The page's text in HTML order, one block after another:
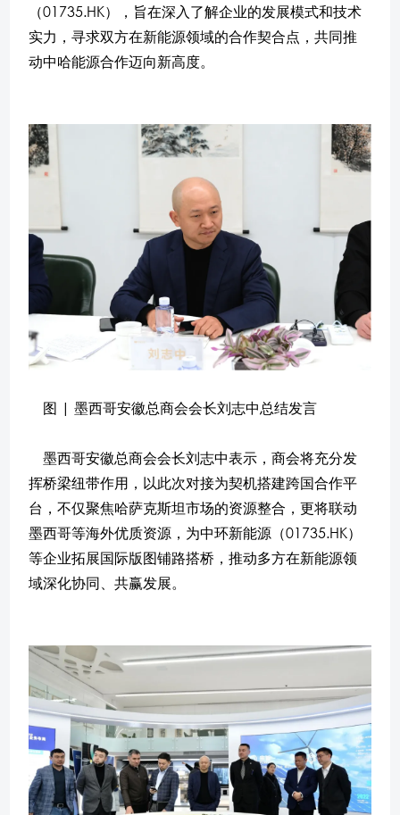
（01735.HK），旨在深入了解企业的发展模式和技术
实力，寻求双方在新能源领域的合作契合点，共同推
动中哈能源合作迈向新高度。
图 | 墨西哥安徽总商会会长刘志中总结发言
墨西哥安徽总商会会长刘志中表示，商会将充分发
挥桥梁纽带作用，以此次对接为契机搭建跨国合作平
台，不仅聚焦哈萨克斯坦市场的资源整合，更将联动
墨西哥等海外优质资源，为中环新能源（01735.HK）
等企业拓展国际版图铺路搭桥，推动多方在新能源领
域深化协同、共赢发展。